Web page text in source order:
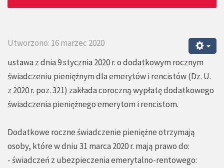
Utworzono: 16 marzec 2020
ustawa z dnia 9 stycznia 2020 r. o dodatkowym rocznym
świadczeniu pieniężnym dla emerytów i rencistów (Dz. U.
z 2020 r. poz. 321) zakłada coroczną wypłatę dodatkowego
świadczenia pieniężnego emerytom i rencistom.
Dodatkowe roczne świadczenie pieniężne otrzymają
osoby, które w dniu 31 marca 2020 r. mają prawo do:
- świadczeń z ubezpieczenia emerytalno-rentowego: